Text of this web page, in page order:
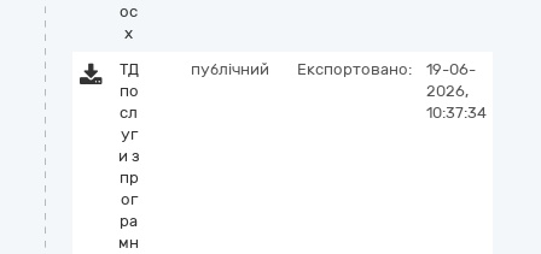
oc
x
ТД
по
сл
уг
и з
пр
ог
ра
мн
публічний Експортовано:
19-06-
2026,
10:37:34